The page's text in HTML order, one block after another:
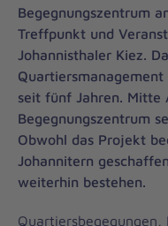
Begegnungszentrum
Treffpunkt und
Johannisthaler Kiez.
seit fünf Jahren. Mitte
Begegnungszentrum
Obwohl das Projekt
Johannitern
weiterhin bestehen.